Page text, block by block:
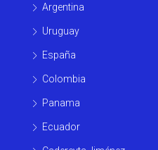
Argentina
Uruguay
España
Colombia
Panama
Ecuador